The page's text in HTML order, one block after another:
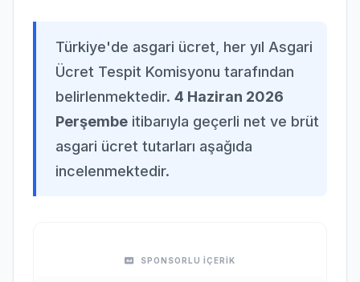
Türkiye'de asgari ücret, her yıl Asgari
Ücret Tespit Komisyonu tarafından
belirlenmektedir. 4 Haziran 2026
Perşembe itibarıyla geçerli net ve brüt
asgari ücret tutarları aşağıda
incelenmektedir.
SPONSORLU İÇERİK